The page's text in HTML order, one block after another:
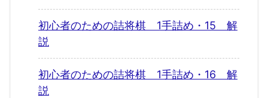
初心者のための詰将棋 1手詰め・15 解
説
初心者のための詰将棋 1手詰め・16 解
説